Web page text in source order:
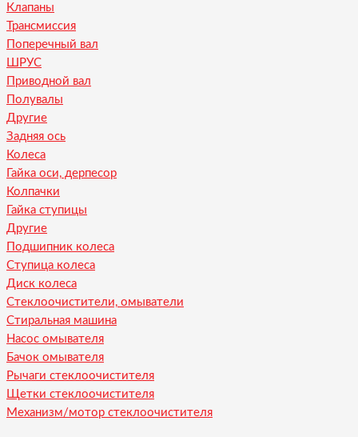
Клапаны
Трансмиссия
Поперечный вал
ШРУС
Приводной вал
Полувалы
Другие
Задняя ось
Колеса
Гайка оси, дерпесор
Колпачки
Гайка ступицы
Другие
Подшипник колеса
Ступица колеса
Диск колеса
Стеклоочистители, омыватели
Стиральная машина
Насос омывателя
Бачок омывателя
Рычаги стеклоочистителя
Щетки стеклоочистителя
Механизм/мотор стеклоочистителя